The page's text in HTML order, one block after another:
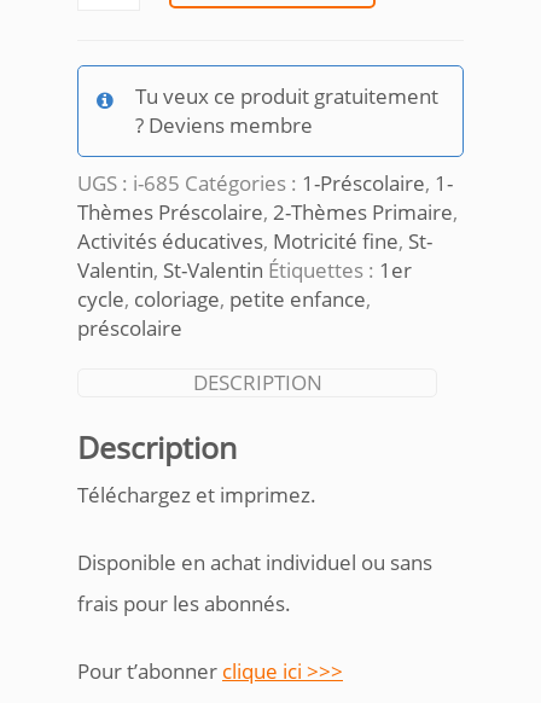
à
numéros_St-
Valentin
Tu veux ce produit gratuitement
? Deviens membre
UGS : i-685 Catégories : 1-Préscolaire, 1-
Thèmes Préscolaire, 2-Thèmes Primaire,
Activités éducatives, Motricité fine, St-
Valentin, St-Valentin Étiquettes : 1er
cycle, coloriage, petite enfance,
préscolaire
DESCRIPTION
Description
Téléchargez et imprimez.
Disponible en achat individuel ou sans
frais pour les abonnés.
Pour t’abonner clique ici >>>